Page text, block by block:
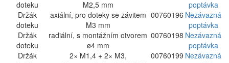
doteku
M2,5 mm
poptávka
Držák
doteku
axiální, pro doteky se závitem
M3 mm
00760196 Nezávazná
poptávka
Držák
doteku
radiální, s montážním otvorem
ø4 mm
00760198 Nezávazná
poptávka
Držák
2× M1,4 + 2× M3,
00760199 Nezávazná